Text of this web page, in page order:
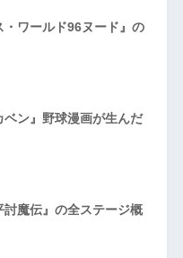
・ワールド96ヌード』の
ベン』野球漫画が生んだ
討魔伝』の全ステージ概